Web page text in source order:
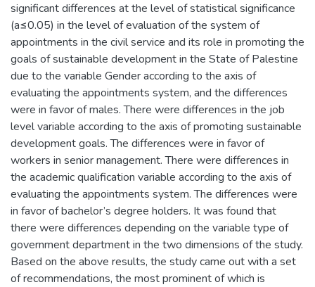
significant differences at the level of statistical significance
(a≤0.05) in the level of evaluation of the system of
appointments in the civil service and its role in promoting the
goals of sustainable development in the State of Palestine
due to the variable Gender according to the axis of
evaluating the appointments system, and the differences
were in favor of males. There were differences in the job
level variable according to the axis of promoting sustainable
development goals. The differences were in favor of
workers in senior management. There were differences in
the academic qualification variable according to the axis of
evaluating the appointments system. The differences were
in favor of bachelor’s degree holders. It was found that
there were differences depending on the variable type of
government department in the two dimensions of the study.
Based on the above results, the study came out with a set
of recommendations, the most prominent of which is